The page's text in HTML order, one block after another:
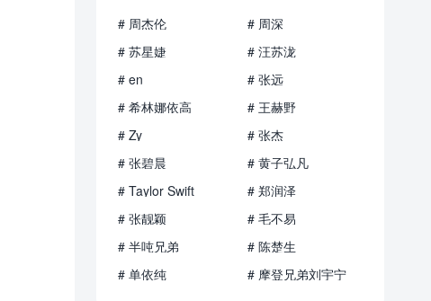
# 周杰伦
# 周深
# 苏星婕
# 汪苏泷
# en
# 张远
# 希林娜依高
# 王赫野
# Zy
# 张杰
# 张碧晨
# 黄子弘凡
# Taylor Swift
# 郑润泽
# 张靓颖
# 毛不易
# 半吨兄弟
# 陈楚生
# 单依纯
# 摩登兄弟刘宇宁